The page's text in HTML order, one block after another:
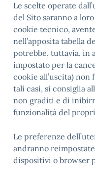
Le scelte operate
del Sito saranno a
cookie tecnico,
nell’apposita tabella
potrebbe, tuttavia, in
impostato per la
cookie all’uscita)
tali casi, si consiglia
non graditi e di
funzionalità del
Le preferenze
andranno
dispositivi o browser